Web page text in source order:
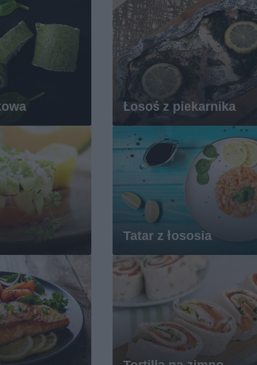
Łosoś z piekarnika
Tatar z łososia